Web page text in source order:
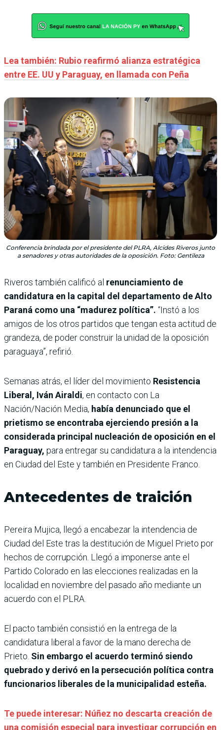
Lea también: Rubio reafirmó alianza estratégica
entre EE. UU y Paraguay, en llamada con Peña
Conferencia brindada por el presidente del PLRA, Alcides Riveros junto
a senadores y otras autoridades de la oposición. Foto: Gentileza
Riveros también calificó al renunciamiento de
candidatura en la capital del departamento de Alto
Paraná como una “madurez política”. “Instó a los
amigos de los otros partidos que tengan esta actitud de
grandeza, de poder construir la unidad de la oposición
paraguaya”, refirió.
Semanas atrás, el líder del movimiento Resistencia
Liberal, Iván Airaldi, en contacto con La
Nación/Nación Media, había denunciado que el
prietismo se encontraba ejerciendo presión a la
considerada principal nucleación de oposición en el
Paraguay, para entregar su candidatura a la intendencia
en Ciudad del Este y también en Presidente Franco.
Antecedentes de traición
Pereira Mujica, llegó a encabezar la intendencia de
Ciudad del Este tras la destitución de Miguel Prieto por
hechos de corrupción. Llegó a imponerse ante el
Partido Colorado en las elecciones realizadas en la
localidad en noviembre del pasado año mediante un
acuerdo con el PLRA.
El pacto también consistió en la entrega de la
candidatura liberal a favor de la mano derecha de
Prieto. Sin embargo el acuerdo terminó siendo
quebrado y derivó en la persecución política contra
funcionarios liberales de la municipalidad esteña.
Te puede interesar: Núñez no descarta creación de
una comisión especial para investigar corrupción en